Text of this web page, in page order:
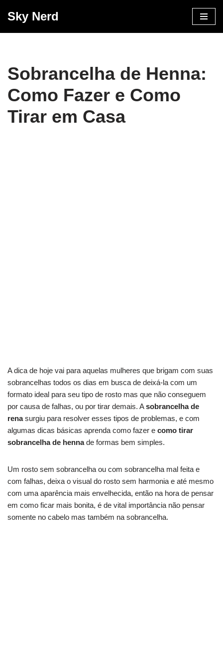
Sky Nerd
Sobrancelha de Henna:
Como Fazer e Como
Tirar em Casa
A dica de hoje vai para aquelas mulheres que brigam com suas
sobrancelhas todos os dias em busca de deixá-la com um
formato ideal para seu tipo de rosto mas que não conseguem
por causa de falhas, ou por tirar demais. Asobrancelha de
renasurgiu para resolver esses tipos de problemas, e com
algumas dicas básicas aprenda como fazer e como tirar
sobrancelha de hennade formas bem simples.
Um rosto sem sobrancelha ou com sobrancelha mal feita e
com falhas, deixa o visual do rosto sem harmonia e até mesmo
com uma aparência mais envelhecida, então na hora de pensar
em como ficar mais bonita, é de vital importância não pensar
somente no cabelo mas também na sobrancelha.